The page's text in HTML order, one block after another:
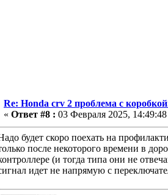
Re: Honda crv 2 проблема с
« Ответ #8 : 03 Февраля 2025,
будет скоро поехать на
после некоторого времени в
(и тогда типа они не
идет не напрямую с